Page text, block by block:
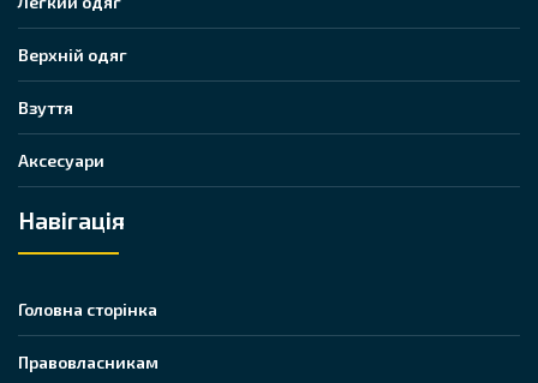
Верхній одяг
Взуття
Аксесуари
Навігація
Головна сторінка
Правовласникам